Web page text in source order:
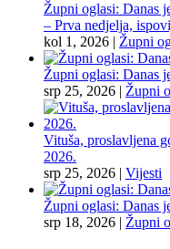
Župni oglasi: Danas
– Prva nedjelja,
kol 1, 2026 | Župni
Župni oglasi: Danas
srp 25, 2026 | Župni
Vituša, proslavljena
2026.
srp 25, 2026 | Vijesti
Župni oglasi: Danas
srp 18, 2026 | Župni